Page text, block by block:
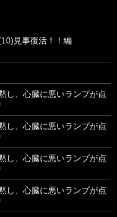
見事復活！！編
し、心臓に悪いランプが点
し、心臓に悪いランプが点
し、心臓に悪いランプが点
し、心臓に悪いランプが点